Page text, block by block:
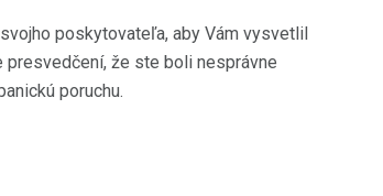
poskytovateľa, aby Vám vysvetlil
že ste boli nesprávne
poruchu.